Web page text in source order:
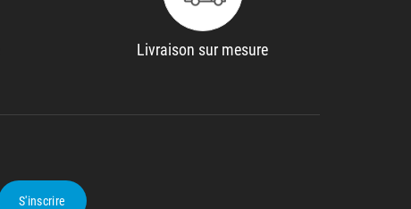
Livraison sur mesure
S'inscrire